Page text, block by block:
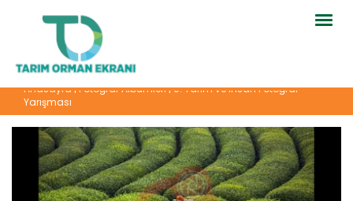
Anasayfa|Fotoğraf Albümleri|9. Tarım ve İnsan Fotoğraf
Yarışması